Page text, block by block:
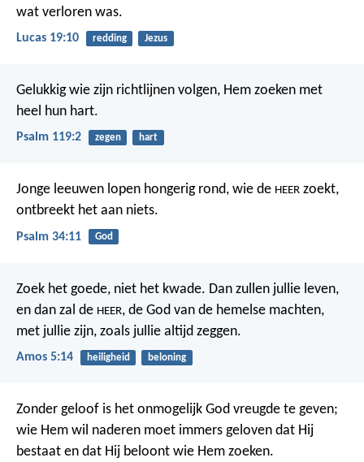
wat verloren was.
Lucas 19:10 redding Jezus
Gelukkig wie zijn richtlijnen volgen, Hem zoeken met
heel hun hart.
Psalm 119:2 zegen hart
Jonge leeuwen lopen hongerig rond, wie de HEER zoekt,
ontbreekt het aan niets.
Psalm 34:11 God
Zoek het goede, niet het kwade. Dan zullen jullie leven,
en dan zal de HEER, de God van de hemelse machten,
met jullie zijn, zoals jullie altijd zeggen.
Amos 5:14 heiligheid beloning
Zonder geloof is het onmogelijk God vreugde te geven;
wie Hem wil naderen moet immers geloven dat Hij
bestaat en dat Hij beloont wie Hem zoeken.